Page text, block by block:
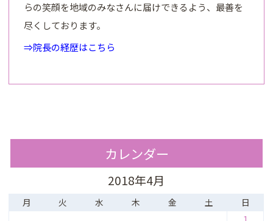
らの笑顔を地域のみなさんに届けできるよう、最善を
尽くしております。
⇒院長の経歴はこちら
カレンダー
2018年4月
月 火 水 木 金 土 日